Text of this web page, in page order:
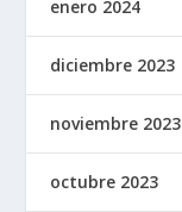
enero 2024
diciembre 2023
noviembre 2023
octubre 2023